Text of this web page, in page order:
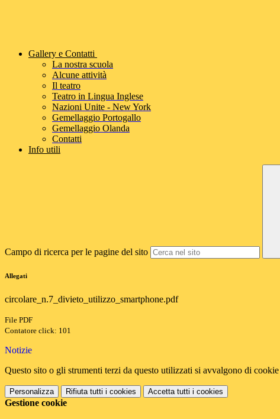
Gallery e Contatti
La nostra scuola
Alcune attività
Il teatro
Teatro in Lingua Inglese
Nazioni Unite - New York
Gemellaggio Portogallo
Gemellaggio Olanda
Contatti
Info utili
Campo di ricerca per le pagine del sito
Allegati
circolare_n.7_divieto_utilizzo_smartphone.pdf
File PDF
Contatore click: 101
Notizie
Questo sito o gli strumenti terzi da questo utilizzati si avvalgono di
Personalizza Rifiuta tutti i cookies Accetta tutti i cookies
Gestione cookie